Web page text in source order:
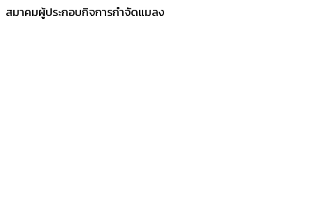
สมาคมผู้ประกอบกิจการกำจัดแมลง